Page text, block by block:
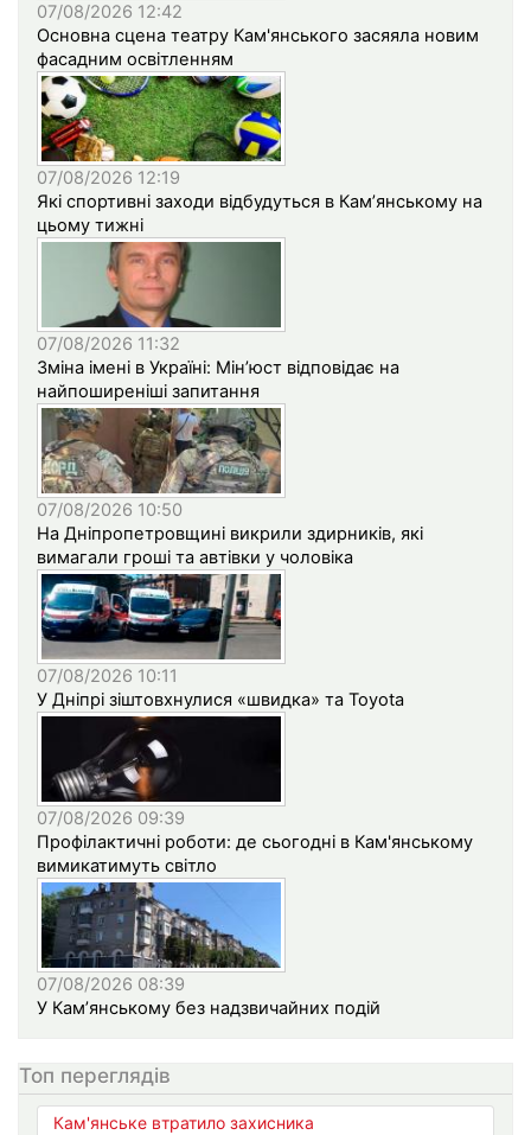
07/08/2026 12:42
Основна сцена театру Кам'янського засяяла новим
фасадним освітленням
07/08/2026 12:19
Які спортивні заходи відбудуться в Кам’янському на
цьому тижні
07/08/2026 11:32
Зміна імені в Україні: Мін’юст відповідає на
найпоширеніші запитання
07/08/2026 10:50
На Дніпропетровщині викрили здирників, які
вимагали гроші та автівки у чоловіка
07/08/2026 10:11
У Дніпрі зіштовхнулися «швидка» та Toyota
07/08/2026 09:39
Профілактичні роботи: де сьогодні в Кам'янському
вимикатимуть світло
07/08/2026 08:39
У Кам’янському без надзвичайних подій
Топ переглядів
Кам'янське втратило захисника